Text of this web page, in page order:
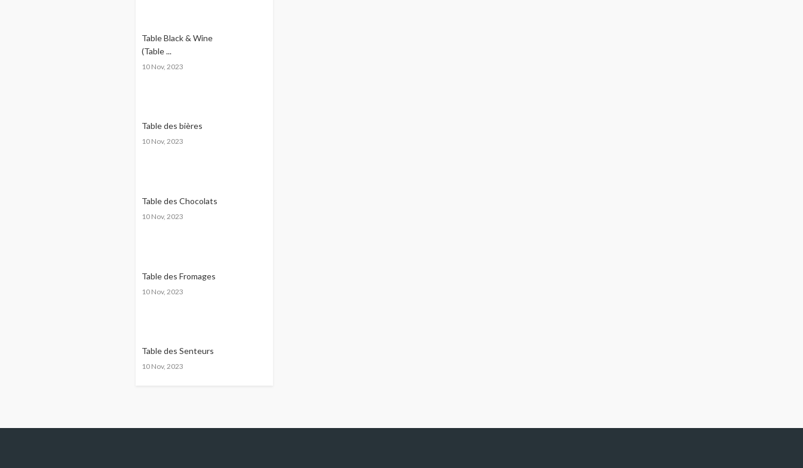
Table Black & Wine
(Table ...
10 Nov, 2023
Table des bières
10 Nov, 2023
Table des Chocolats
10 Nov, 2023
Table des Fromages
10 Nov, 2023
Table des Senteurs
10 Nov, 2023